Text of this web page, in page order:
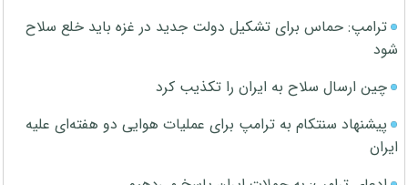
ترامپ: حماس برای تشکیل دولت جدید در غزه باید خلع سلاح
شود
چین ارسال سلاح به ایران را تکذیب کرد
پیشنهاد سنتکام به ترامپ برای عملیات هوایی دو هفته‌ای علیه
ایران